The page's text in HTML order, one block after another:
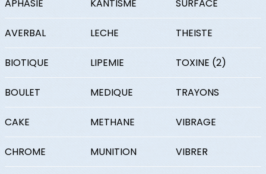
APHASIE KANTISME SURFACE
AVERBAL LECHE THEISTE
BIOTIQUE LIPEMIE TOXINE (2)
BOULET MEDIQUE TRAYONS
CAKE METHANE VIBRAGE
CHROME MUNITION VIBRER